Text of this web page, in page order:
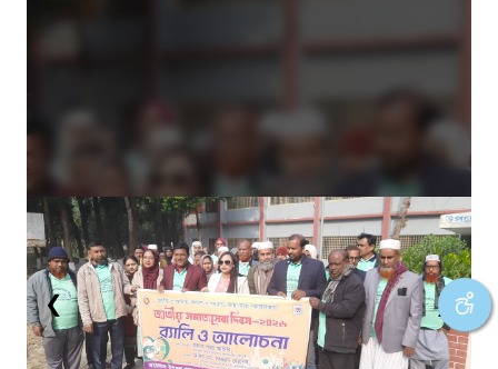
❮ ❯